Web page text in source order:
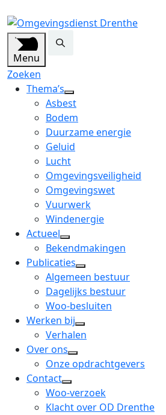
Menu
Zoeken
Thema’s
open
dropdown
menu
Asbest
Bodem
Duurzame energie
Geluid
Lucht
Omgevingsveiligheid
Omgevingswet
Vuurwerk
Windenergie
Actueel
open
dropdown
menu
Bekendmakingen
Publicaties
open
dropdown
menu
Algemeen bestuur
Dagelijks bestuur
Woo-besluiten
Werken bij
open
menu
Verhalen
Over ons
open
dropdown
menu
Onze opdrachtgevers
Contact
open
dropdown
Woo-verzoek
Klacht over OD Drenthe